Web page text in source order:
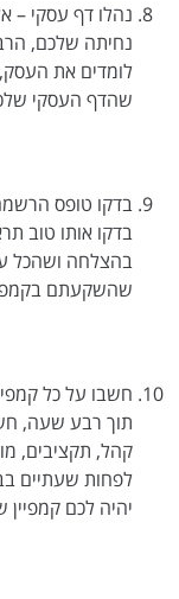
נהלו דף עסקי –
נחיתה שלכם,
לומדים את
שהדף העסקי
בדקו טופס
בדקו אותו טוב
בהצלחה ושהכל
שהשקעתם
חשבו על כל
תוך רבע שעה,
קהל, תקציבים,
לפחות שעתיים
יהיה לכם קמפיין